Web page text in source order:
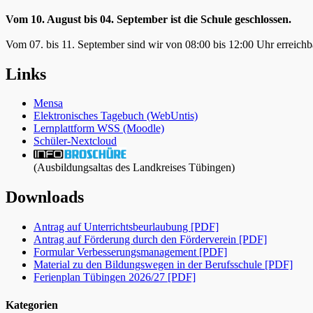
Vom 10. August bis 04. September ist die Schule geschlossen.
Vom 07. bis 11. September sind wir von 08:00 bis 12:00 Uhr
Links
Mensa
Elektronisches Tagebuch (WebUntis)
Lernplattform WSS (Moodle)
Schüler-Nextcloud
(Ausbildungsaltas des Landkreises Tübingen)
Downloads
Antrag auf Unterrichtsbeurlaubung [PDF]
Antrag auf Förderung durch den Förderverein [PDF]
Formular Verbesserungsmanagement [PDF]
Material zu den Bildungswegen in der Berufsschule [PDF]
Ferienplan Tübingen 2026/27 [PDF]
Kategorien